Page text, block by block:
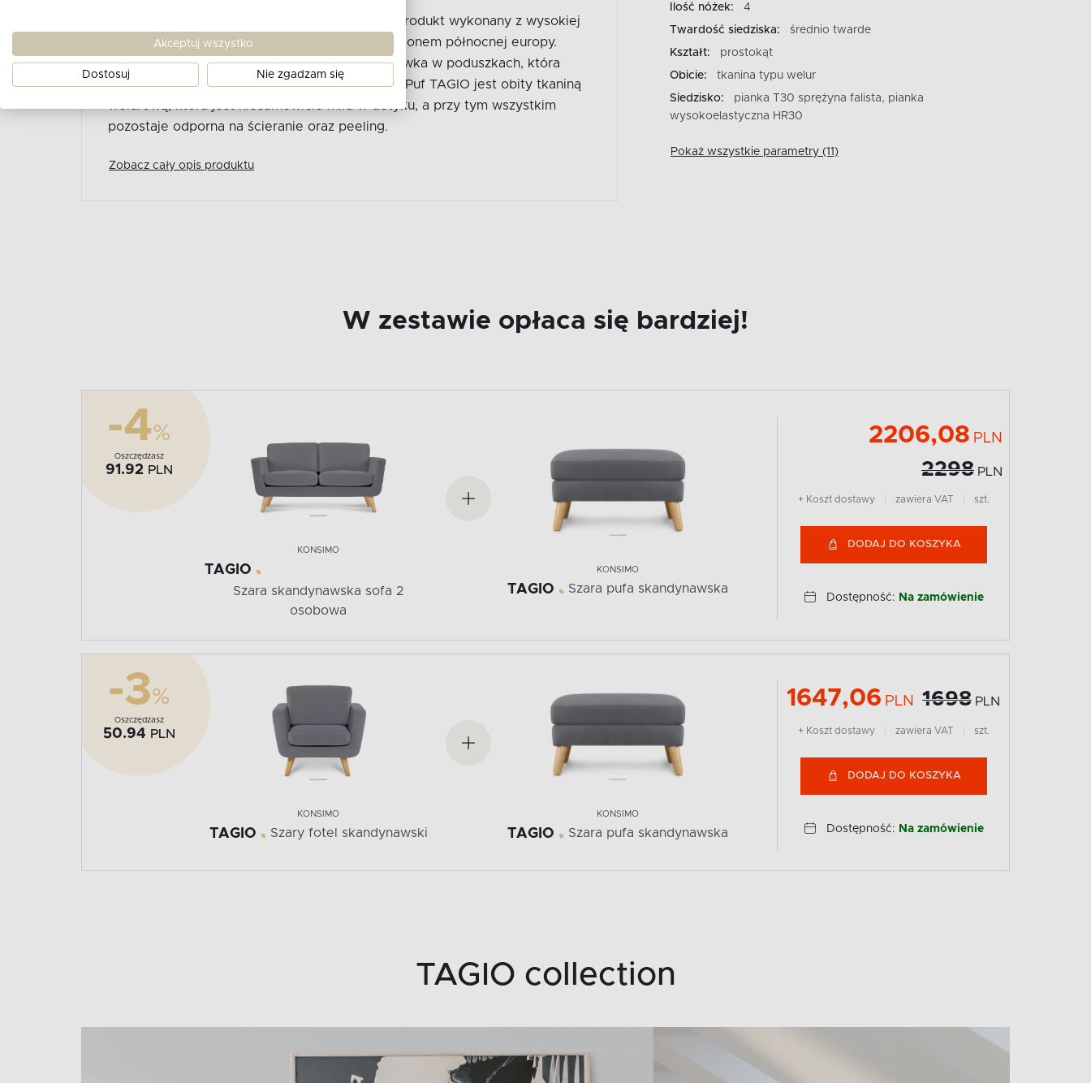
Szara pufa skandynawska z kolekcji TAGIO to produkt wykonany z wysokiej
jakości materiałów. Design inspirowany jest regionem północnej europy.
Dodatkowym atrybutem tego mebla jest poszewka w poduszkach, która
zawiera estetycznie schowany tunel na suwaki. Puf TAGIO jest obity tkaniną
welurową, która jest niesamowicie miła w dotyku, a przy tym wszystkim
pozostaje odporna na ścieranie oraz peeling.
Zobacz cały opis produktu
Ilość nóżek:
4
Twardość siedziska:
średnio twarde
Kształt:
prostokąt
Obicie:
tkanina typu welur
Siedzisko:
pianka T30 sprężyna falista, pianka
wysokoelastyczna HR30
Pokaż wszystkie parametry (11)
W zestawie opłaca się bardziej!
-4%
Oszczędzasz
91.92 PLN
KONSIMO
TAGIO
Szara skandynawska sofa 2
osobowa
KONSIMO
TAGIO Szara pufa skandynawska
2206,08 PLN
2298 PLN
+ Koszt dostawy zawiera VAT szt.
DODAJ DO KOSZYKA
Dostępność: Na zamówienie
-3%
Oszczędzasz
50.94 PLN
KONSIMO
TAGIO Szary fotel skandynawski
KONSIMO
TAGIO Szara pufa skandynawska
1647,06 PLN 1698 PLN
+ Koszt dostawy zawiera VAT szt.
DODAJ DO KOSZYKA
Dostępność: Na zamówienie
TAGIO collection
Akceptuj wszystko
Dostosuj Nie zgadzam się